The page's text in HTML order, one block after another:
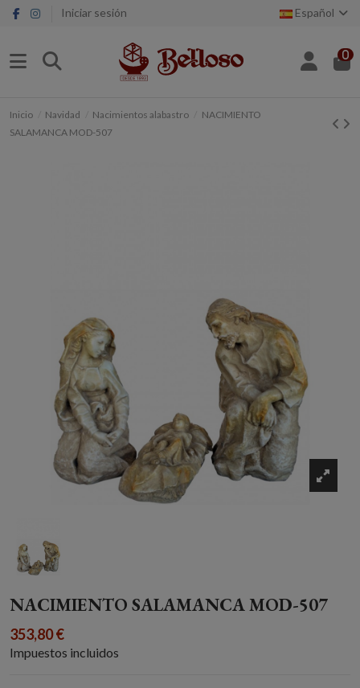
Iniciar sesión Español
0
Inicio Navidad Nacimientos alabastro
NACIMIENTO
SALAMANCA MOD-507
NACIMIENTO SALAMANCA MOD-507
353,80 €
Impuestos incluidos